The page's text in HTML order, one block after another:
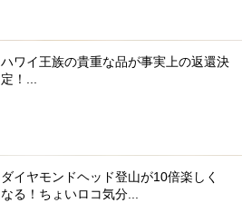
ハワイ王族の貴重な品が事実上の返還決
定！...
ダイヤモンドヘッド登山が10倍楽しく
なる！ちょいロコ気分...